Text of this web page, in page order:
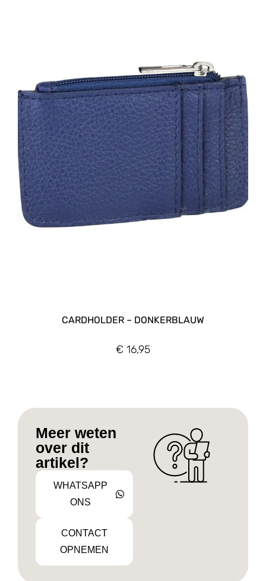
CARDHOLDER – DONKERBLAUW
€ 16,95
Meer weten
over dit
artikel?
WHATSAPP
ONS
CONTACT
OPNEMEN